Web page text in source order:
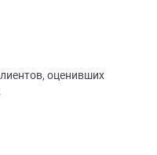
оценивших